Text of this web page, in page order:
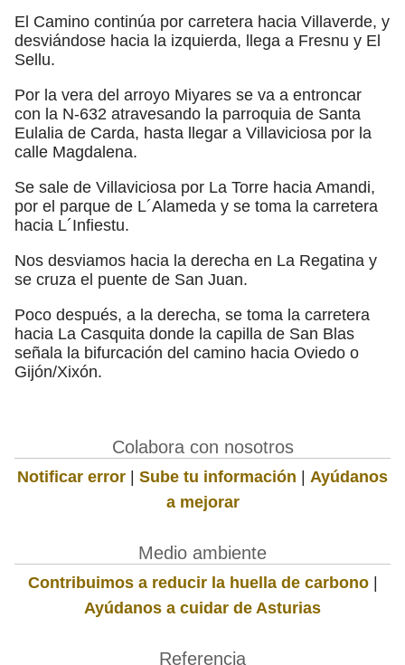
El Camino continúa por carretera hacia Villaverde, y
desviándose hacia la izquierda, llega a Fresnu y El
Sellu.
Por la vera del arroyo Miyares se va a entroncar
con la N-632 atravesando la parroquia de Santa
Eulalia de Carda, hasta llegar a Villaviciosa por la
calle Magdalena.
Se sale de Villaviciosa por La Torre hacia Amandi,
por el parque de L´Alameda y se toma la carretera
hacia L´Infiestu.
Nos desviamos hacia la derecha en La Regatina y
se cruza el puente de San Juan.
Poco después, a la derecha, se toma la carretera
hacia La Casquita donde la capilla de San Blas
señala la bifurcación del camino hacia Oviedo o
Gijón/Xixón.
Colabora con nosotros
Notificar error | Sube tu información | Ayúdanos
a mejorar
Medio ambiente
Contribuimos a reducir la huella de carbono|
Ayúdanos a cuidar de Asturias
Referencia